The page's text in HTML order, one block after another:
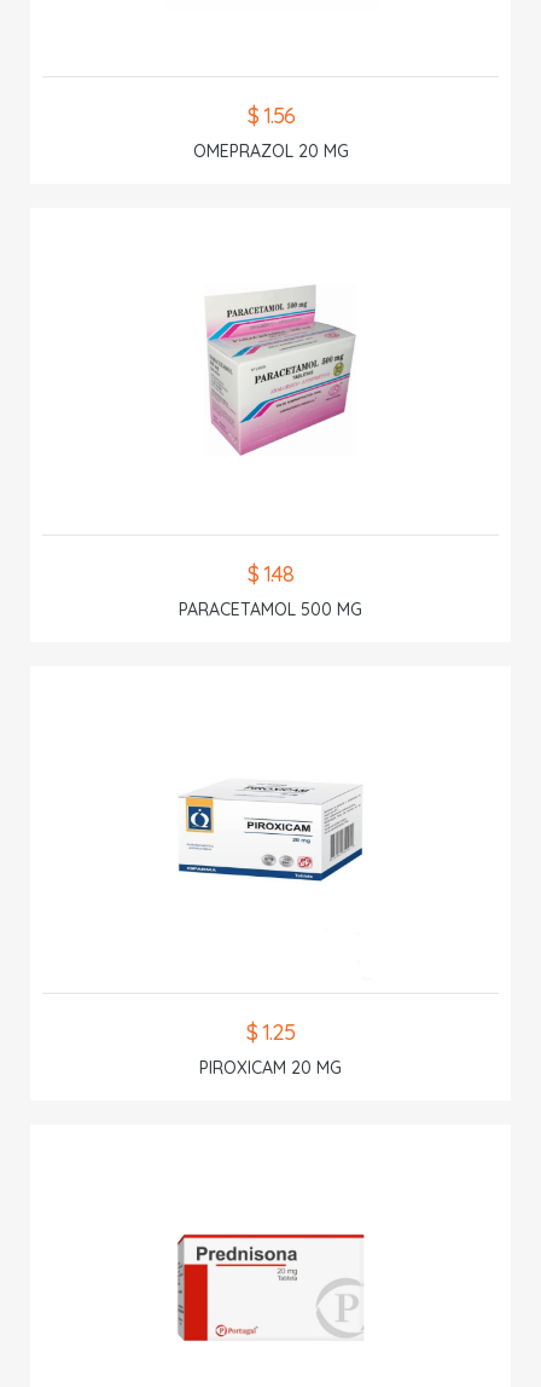
$ 1.56
OMEPRAZOL 20 MG
$ 1.48
PARACETAMOL 500 MG
$ 1.25
PIROXICAM 20 MG